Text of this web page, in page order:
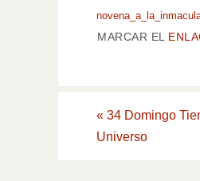
MARCAR EL
« 34 Domingo
Universo